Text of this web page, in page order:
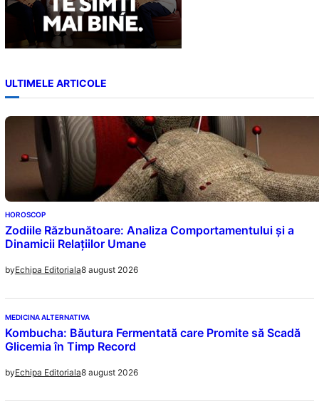
ULTIMELE ARTICOLE
HOROSCOP
Zodiile Răzbunătoare: Analiza Comportamentului și a
Dinamicii Relațiilor Umane
byEchipa Editoriala8 august 2026
MEDICINA ALTERNATIVA
Kombucha: Băutura Fermentată care Promite să Scadă
Glicemia în Timp Record
byEchipa Editoriala8 august 2026